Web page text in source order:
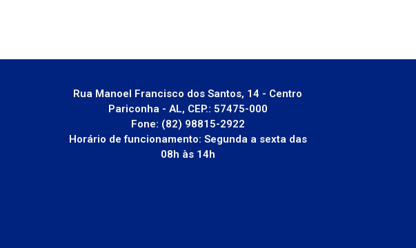
Rua Manoel Francisco dos Santos, 14 - Centro
Pariconha - AL, CEP.: 57475-000
Fone: (82) 98815-2922
Horário de funcionamento: Segunda a sexta das
08h às 14h